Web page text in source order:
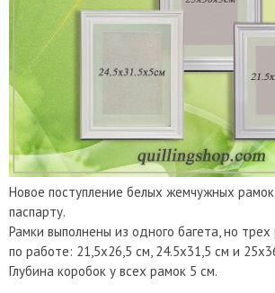
Новое поступление белых жемчужных
паспарту.
Рамки выполнены из одного багета, но
по работе: 21,5х26,5 см, 24.5х31,5 см и
Глубина коробок у всех рамок 5 см.